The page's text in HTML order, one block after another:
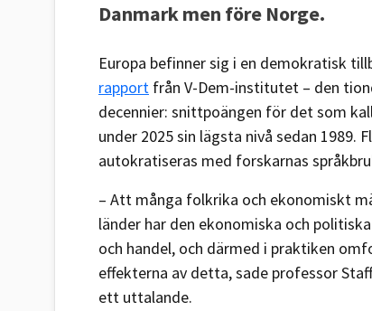
Danmark men före Norge.
Europa befinner sig i en demokratisk
rapport från V-Dem-institutet – den
decennier: snittpoängen för det som
under 2025 sin lägsta nivå sedan
autokratiseras med forskarnas
– Att många folkrika och ekonomiskt
länder har den ekonomiska och
och handel, och därmed i praktiken
effekterna av detta, sade professor
ett uttalande.